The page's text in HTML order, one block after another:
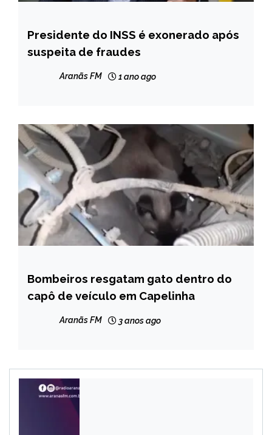
BRASIL
NOTÍCIAS
Presidente do INSS é exonerado após
suspeita de fraudes
Aranãs FM 1 ano ago
CAPELINHA
NOTÍCIAS
Bombeiros resgatam gato dentro do
capô de veículo em Capelinha
Aranãs FM 3 anos ago